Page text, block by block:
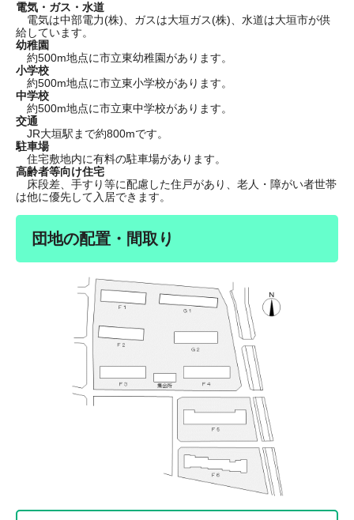
電気・ガス・水道
電気は中部電力(株)、ガスは大垣ガス(株)、水道は大垣市が供
給しています。
幼稚園
約500m地点に市立東幼稚園があります。
小学校
約500m地点に市立東小学校があります。
中学校
約500m地点に市立東中学校があります。
交通
JR大垣駅まで約800mです。
駐車場
住宅敷地内に有料の駐車場があります。
高齢者等向け住宅
床段差、手すり等に配慮した住戸があり、老人・障がい者世帯
は他に優先して入居できます。
団地の配置・間取り